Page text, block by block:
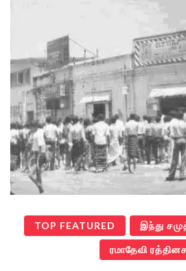
TOP FEATURED இந்து
ரமாதேவி